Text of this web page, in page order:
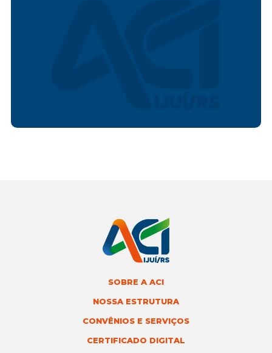
SOBRE A ACI
NOSSA ESTRUTURA
CONVÊNIOS E SERVIÇOS
CERTIFICADO DIGITAL